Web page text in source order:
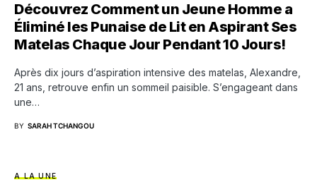
Découvrez Comment un Jeune Homme a
Éliminé les Punaise de Lit en Aspirant Ses
Matelas Chaque Jour Pendant 10 Jours!
Après dix jours d’aspiration intensive des matelas, Alexandre,
21 ans, retrouve enfin un sommeil paisible. S’engageant dans
une…
BY SARAH TCHANGOU
A LA UNE